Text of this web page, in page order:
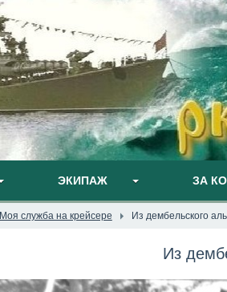
ЭКИПАЖ ЗА
Моя служба на крейсере Из дембельского
Из